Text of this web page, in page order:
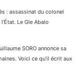
: assassinat du colonel
Le Gle Abalo
SORO annonce sa
Voici ce qu’il écrit aux